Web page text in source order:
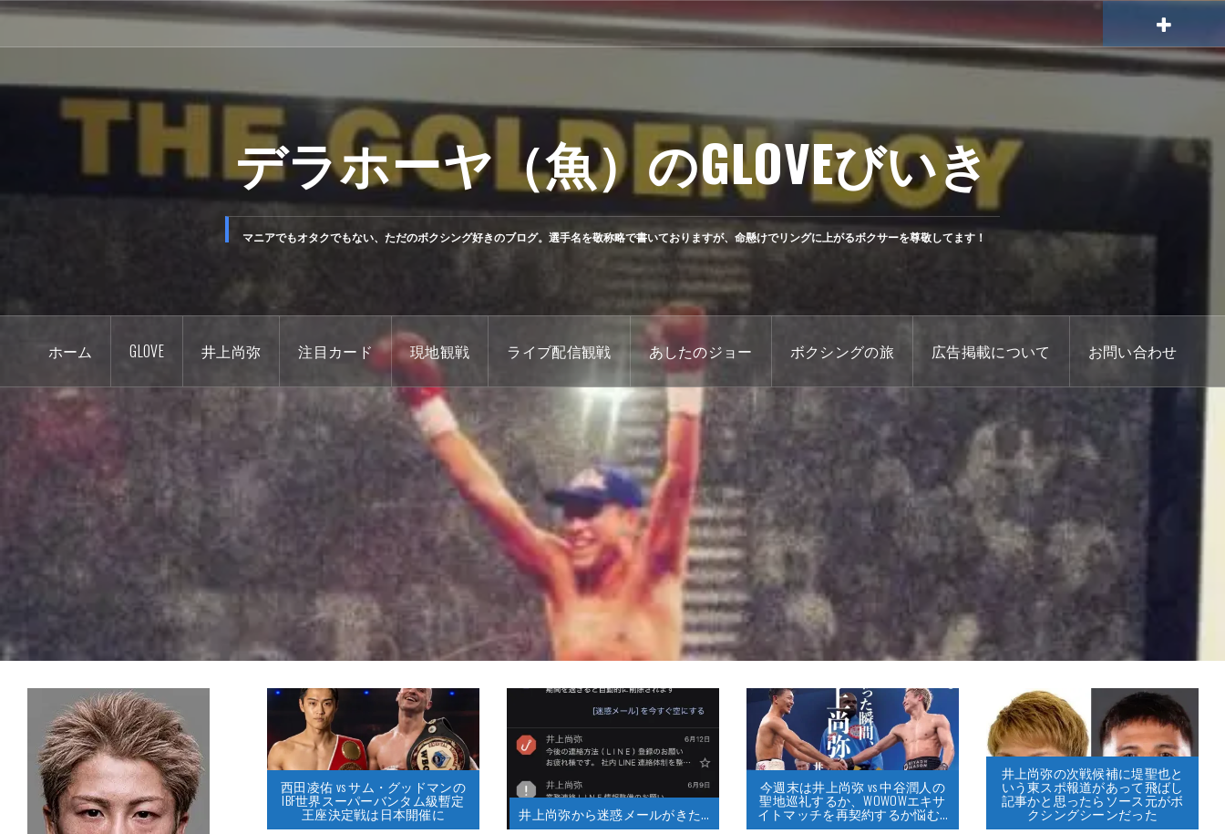
コ
ン
デラホーヤ（魚）のGLOVEびいき
マニアでもオタクでもない、ただのボクシング好きのブログ。選手名を敬称略で書いておりますが、命懸けでリングに上がるボクサーを尊敬してます！
ホーム GLOVE 井上尚弥 注目カード 現地観戦 ライブ配信観戦 あしたのジョー ボクシングの旅 広告掲載について お問い合わせ
西田凌佑 vs サム・グッドマンの
IBF世界スーパーバンタム級暫定
王座決定戦は日本開催に 井上尚弥から迷惑メールがきた…
今週末は井上尚弥 vs 中谷潤人の
聖地巡礼するか、WOWOWエキサ
イトマッチを再契約するか悩む…
井上尚弥の次戦候補に堤聖也と
いう東スポ報道があって飛ばし
記事かと思ったらソース元がボ
クシングシーンだった